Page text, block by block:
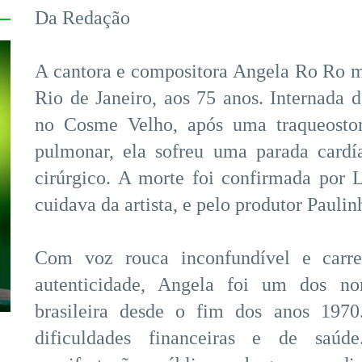
Da Redação
A cantora e compositora Angela Ro Ro
Rio de Janeiro, aos 75 anos. Internada
no Cosme Velho, após uma
pulmonar, ela sofreu uma parada
cirúrgico. A morte foi confirmada por
cuidava da artista, e pelo produtor
Com voz rouca inconfundível e
autenticidade, Angela foi um dos
brasileira desde o fim dos anos
dificuldades financeiras e de